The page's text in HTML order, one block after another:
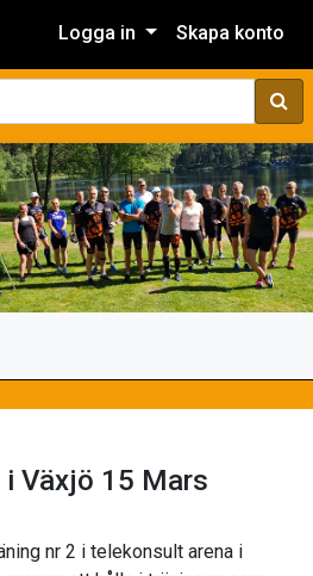
Logga in Skapa konto
Sök
Växjö 15 Mars
nr 2 i telekonsult arena i